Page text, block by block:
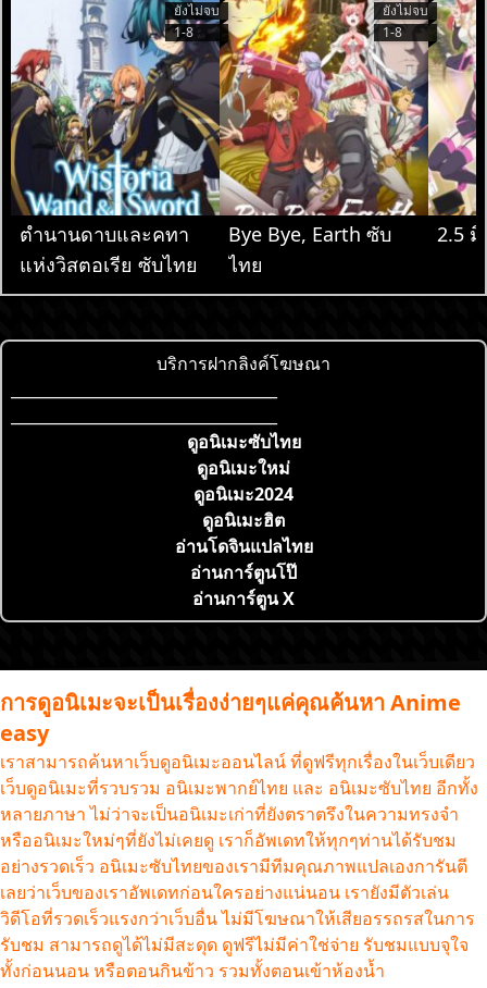
ยังไม่จบ
1-8
ตำนานดาบและคทา
แห่งวิสตอเรีย ซับไทย
ยังไม่จบ
1-8
Bye Bye, Earth ซับ
ไทย
2.5
บริการฝากลิงค์โฆษณา
ดูอนิเมะซับไทย
ดูอนิเมะใหม่
ดูอนิเมะ2024
ดูอนิเมะฮิต
อ่านโดจินแปลไทย
อ่านการ์ตูนโป๊
อ่านการ์ตูน X
การดูอนิเมะจะเป็นเรื่องง่ายๆแค่คุณค้นหา Anime
easy
เราสามารถค้นหาเว็บดูอนิเมะออนไลน์ ที่ดูฟรีทุกเรื่องในเว็บเดียว
เว็บดูอนิเมะที่รวบรวม อนิเมะพากย์ไทย และ อนิเมะซับไทย อีกทั้ง
หลายภาษา ไม่ว่าจะเป็นอนิเมะเก่าที่ยังตราตรึงในความทรงจำ
หรืออนิเมะใหม่ๆที่ยังไม่เคยดู เราก็อัพเดทให้ทุกๆท่านได้รับชม
อย่างรวดเร็ว อนิเมะซับไทยของเรามีทีมคุณภาพแปลเองการันตี
เลยว่าเว็บของเราอัพเดทก่อนใครอย่างแน่นอน เรายังมีตัวเล่น
วิดีโอที่รวดเร็วแรงกว่าเว็บอื่น ไม่มีโฆษณาให้เสียอรรถรสในการ
รับชม สามารถดูได้ไม่มีสะดุด ดูฟรีไม่มีค่าใช่จ่าย รับชมแบบจุใจ
ทั้งก่อนนอน หรือตอนกินข้าว รวมทั้งตอนเข้าห้องน้ำ